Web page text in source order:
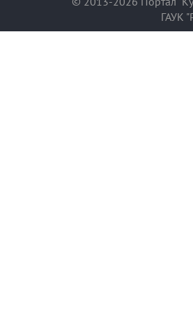
ГАУК